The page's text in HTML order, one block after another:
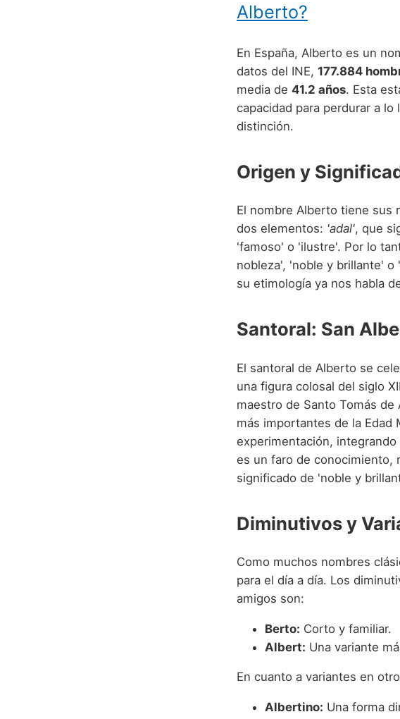
Alberto?
En España, Alberto es un
datos del INE, 177.884
media de 41.2 años. Esta
capacidad para perdurar a
distinción.
Origen y
El nombre Alberto tiene sus
dos elementos: 'adal', que
'famoso' o 'ilustre'. Por lo
nobleza', 'noble y brillante'
su etimología ya nos habla
Santoral: San
El santoral de Alberto se
una figura colosal del siglo
maestro de Santo Tomás
más importantes de la Edad
experimentación,
es un faro de conocimiento,
significado de 'noble y
Diminutivos y
Como muchos nombres
para el día a día. Los
amigos son:
Berto: Corto y familiar.
Albert: Una variante
En cuanto a variantes en
Albertino: Una forma